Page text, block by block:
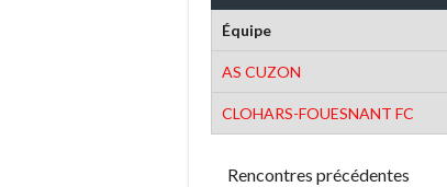
Équipe
AS CUZON
CLOHARS-FOUESNANT FC
Rencontres précédentes